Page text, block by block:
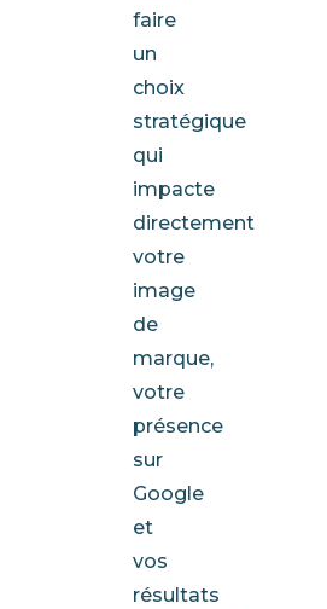
faire
un
choix
stratégique
qui
impacte
directement
votre
image
de
marque,
votre
présence
sur
Google
et
vos
résultats